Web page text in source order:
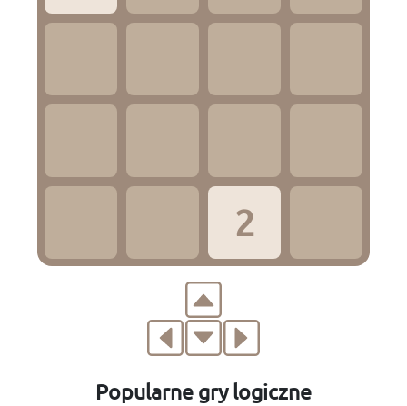
2
Popularne gry logiczne